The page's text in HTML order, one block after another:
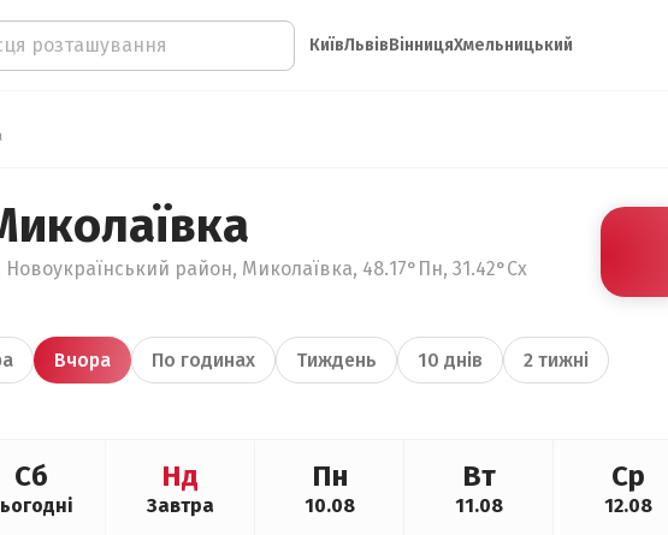
КиївЛьвівВінницяХмельницький
Новоукраїнський район, Миколаївка, 48.17°Пн, 31.42°Сх
Вчора По годинах Тиждень 10 днів 2 тижні
Сб Нд
Завтра
Пн
10.08
Вт
11.08
Ср
12.08